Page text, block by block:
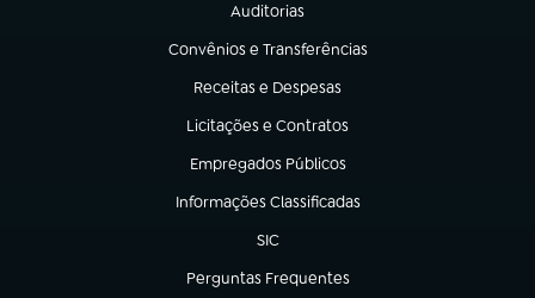
Auditorias
(abre em nova aba)
Convênios e Transferências
(abre em nova aba)
Receitas e Despesas
(abre em nova aba)
Licitações e Contratos
(abre em nova aba)
Empregados Públicos
(abre em nova aba)
Informações Classificadas
(abre em nova aba)
SIC
(abre em nova aba)
Perguntas Frequentes
(abre em nova aba)